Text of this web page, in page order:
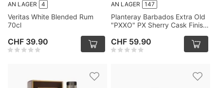
AN LAGER 4
Veritas White Blended Rum
70cl
CHF 39.90
AN LAGER 147
Planteray Barbados Extra Old
"PXXO" PX Sherry Cask Finish
CHF 59.90